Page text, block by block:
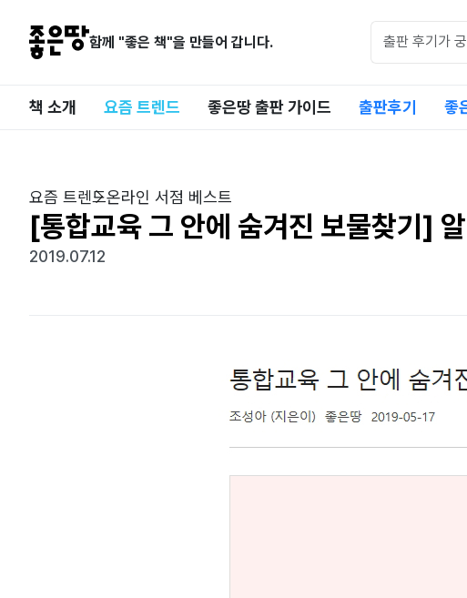
함께 "좋은 책"을 만들어 갑니다.
책 소개 요즘 트렌드 좋은땅 출판 가이드 출판후기 좋
요즘 트렌드온라인 서점 베스트
[통합교육 그 안에 숨겨진 보물찾기]
2019.07.12